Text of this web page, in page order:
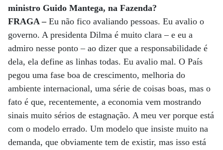
ministro Guido Mantega, na Fazenda?
FRAGA – Eu não fico avaliando pessoas. Eu avalio o
governo. A presidenta Dilma é muito clara – e eu a
admiro nesse ponto – ao dizer que a responsabilidade é
dela, ela define as linhas todas. Eu avalio mal. O País
pegou uma fase boa de crescimento, melhoria do
ambiente internacional, uma série de coisas boas, mas o
fato é que, recentemente, a economia vem mostrando
sinais muito sérios de estagnação. A meu ver porque está
com o modelo errado. Um modelo que insiste muito na
demanda, que obviamente tem de existir, mas isso está